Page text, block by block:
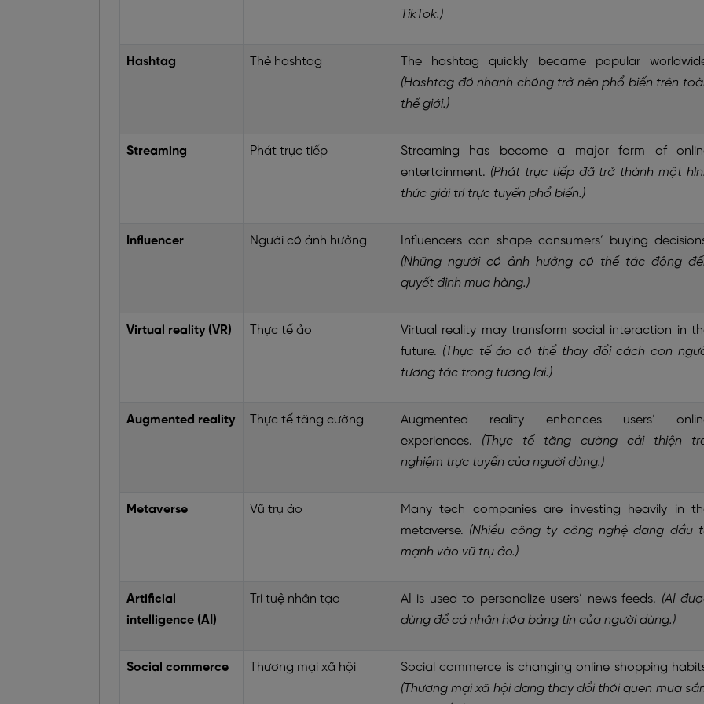
TikTok.)
Hashtag Thẻ hashtag
The hashtag quickly became popular
(Hashtag đó nhanh chóng trở nên phổ biến trên
thế giới.)
Streaming Phát trực tiếp
Streaming has become a major form of
entertainment. (Phát trực tiếp đã trở thành một
thức giải trí trực tuyến phổ biến.)
Influencer Người có ảnh hưởng
Influencers can shape consumers’ buying
(Những người có ảnh hưởng có thể tác động
quyết định mua hàng.)
Virtual reality (VR) Thực tế ảo
Virtual reality may transform social interaction in
future. (Thực tế ảo có thể thay đổi cách con
tương tác trong tương lai.)
Augmented reality Thực tế tăng cường
Augmented reality enhances users’
experiences. (Thực tế tăng cường cải thiện
nghiệm trực tuyến của người dùng.)
Metaverse Vũ trụ ảo
Many tech companies are investing heavily in
metaverse. (Nhiều công ty công nghệ đang đầu
mạnh vào vũ trụ ảo.)
Artificial
intelligence (AI)
Trí tuệ nhân tạo AI is used to personalize users’ news feeds. (AI
dùng để cá nhân hóa bảng tin của người dùng.)
Social commerce Thương mại xã hội
Social commerce is changing online shopping
(Thương mại xã hội đang thay đổi thói quen mua